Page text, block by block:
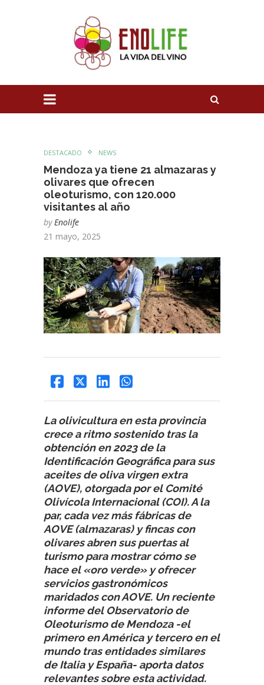
DESTACADO NEWS
Mendoza ya tiene 21 almazaras y
olivares que ofrecen
oleoturismo, con 120.000
visitantes al año
by Enolife
21 mayo, 2025
La olivicultura en esta provincia
crece a ritmo sostenido tras la
obtención en 2023 de la
Identificación Geográfica para sus
aceites de oliva virgen extra
(AOVE), otorgada por el Comité
Olivícola Internacional (COI). A la
par, cada vez más fábricas de
AOVE (almazaras) y fincas con
olivares abren sus puertas al
turismo para mostrar cómo se
hace el «oro verde» y ofrecer
servicios gastronómicos
maridados con AOVE. Un reciente
informe del Observatorio de
Oleoturismo de Mendoza -el
primero en América y tercero en el
mundo tras entidades similares
de Italia y España- aporta datos
relevantes sobre esta actividad.